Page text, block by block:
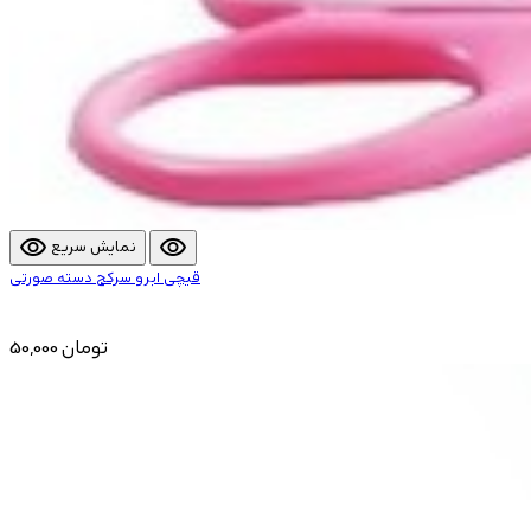
visibility نمایش سریع visibility
قیچی ابرو سرکج دسته صورتی
50,000 تومان